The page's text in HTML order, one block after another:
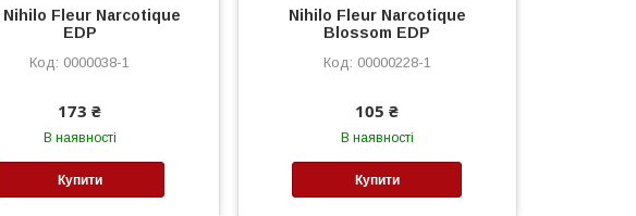
Nihilo Fleur Narcotique
EDP
0000038-1
173 ₴
В наявності
Купити
Nihilo Fleur Narcotique
Blossom EDP
00000228-1
105 ₴
В наявності
Купити